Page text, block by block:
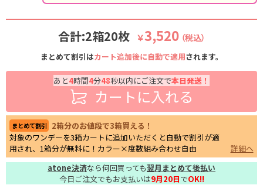
合計:2箱20枚 ￥3,520 （税込）
まとめて割引はカート追加後に自動で適用されます。
あと4時間4分47秒以内にご注文で本日発送！
カートに入れる
まとめて割引
2箱分のお値段で3箱買える！
対象のワンデーを3箱カートに追加いただくと自動で割引が適
用され、1箱分が無料に！カラー×度数組み合わせ自由
詳細へ
atone決済なら何回買っても翌月まとめて後払い
今日ご注文でもお支払いは9月20日でOK!!